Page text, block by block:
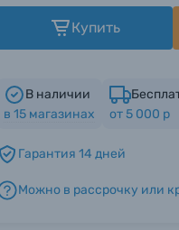
Купить
В наличии
в 15магазинах
от 5 000 р
Гарантия 14 дней
Можно в рассрочку или